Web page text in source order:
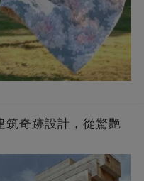
筑奇跡設計，從驚艷